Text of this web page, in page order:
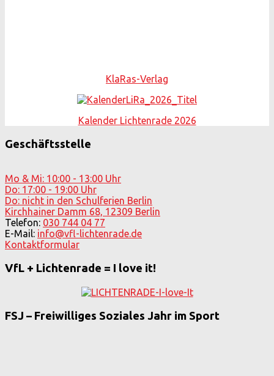
KlaRas-Verlag
Kalender Lichtenrade 2026
Geschäftsstelle
Mo & Mi: 10:00 - 13:00 Uhr
Do: 17:00 - 19:00 Uhr
Do: nicht in den Schulferien Berlin
Kirchhainer Damm 68, 12309 Berlin
Telefon: 030 744 04 77
E-Mail: info@vfl-lichtenrade.de
Kontaktformular
VfL + Lichtenrade = I love it!
FSJ – Freiwilliges Soziales Jahr im Sport